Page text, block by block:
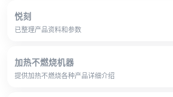
悦刻
已整理产品资料和参数
加热不燃烧机器
提供加热不燃烧各种产品详细介绍